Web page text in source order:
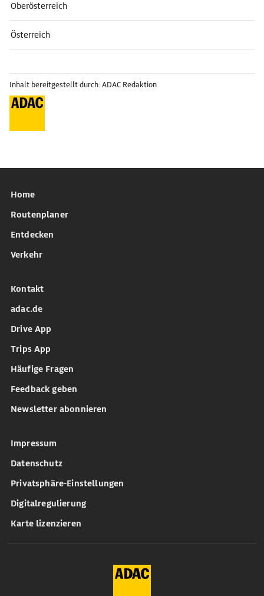
Oberösterreich
Österreich
Inhalt bereitgestellt durch: ADAC Redaktion
Home
Routenplaner
Entdecken
Verkehr
Kontakt
adac.de
Drive App
Trips App
Häufige Fragen
Feedback geben
Newsletter abonnieren
Impressum
Datenschutz
Privatsphäre-Einstellungen
Digitalregulierung
Karte lizenzieren